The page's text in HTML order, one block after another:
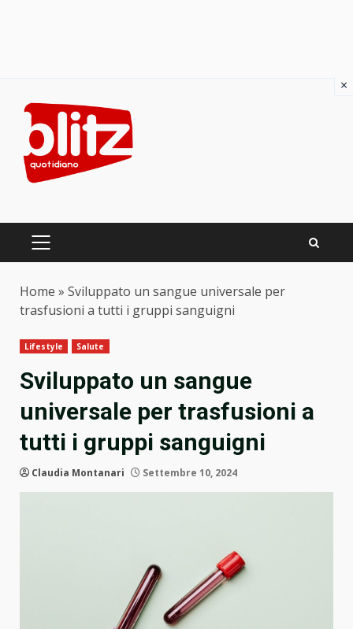
content
PRIMARY
Home » Sviluppato un sangue universale per
trasfusioni a tutti i gruppi sanguigni
Lifestyle Salute
Sviluppato un sangue
universale per trasfusioni a
tutti i gruppi sanguigni
Claudia Montanari Settembre 10, 2024
×